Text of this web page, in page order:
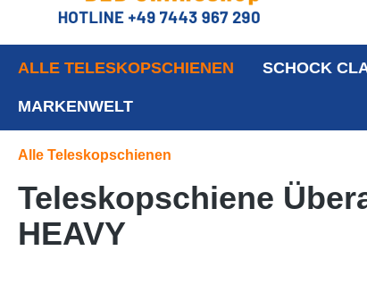
ALLE TELESKOPSCHIENEN SCHOCK
MARKENWELT
Alle Teleskopschienen
Teleskopschiene
HEAVY